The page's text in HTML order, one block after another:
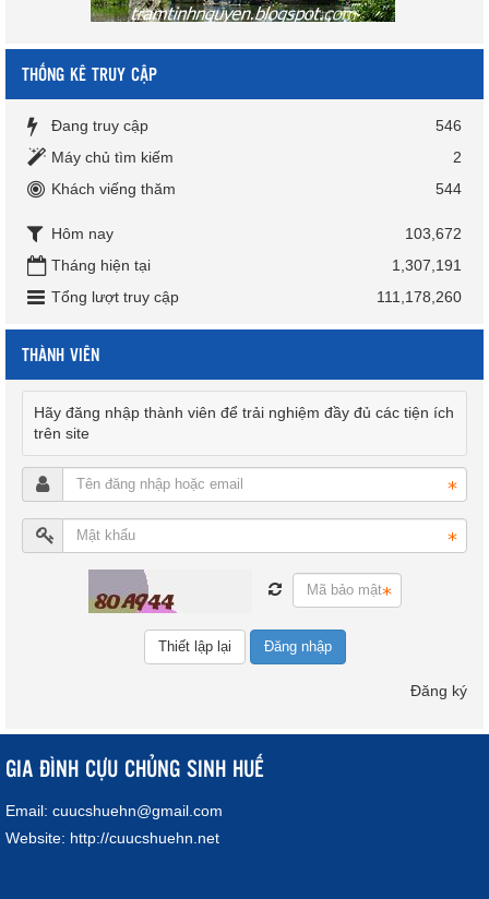
THỐNG KÊ TRUY CẬP
Đang truy cập
546
Máy chủ tìm kiếm
2
Khách viếng thăm
544
Hôm nay
103,672
Tháng hiện tại
1,307,191
Tổng lượt truy cập
111,178,260
THÀNH VIÊN
Hãy đăng nhập thành viên để trải nghiệm đầy đủ các tiện ích
trên site
Đăng nhập
Đăng ký
GIA ĐÌNH CỰU CHỦNG SINH HUẾ
Email: cuucshuehn@gmail.com
Website: http://cuucshuehn.net